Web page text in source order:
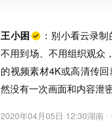
王小困
：别小看云录
不用到场、不用组织观众
的视频素材4K或高清传
然没有一次画面和内容泄密
2020年04月05日 12:30湖南 ·